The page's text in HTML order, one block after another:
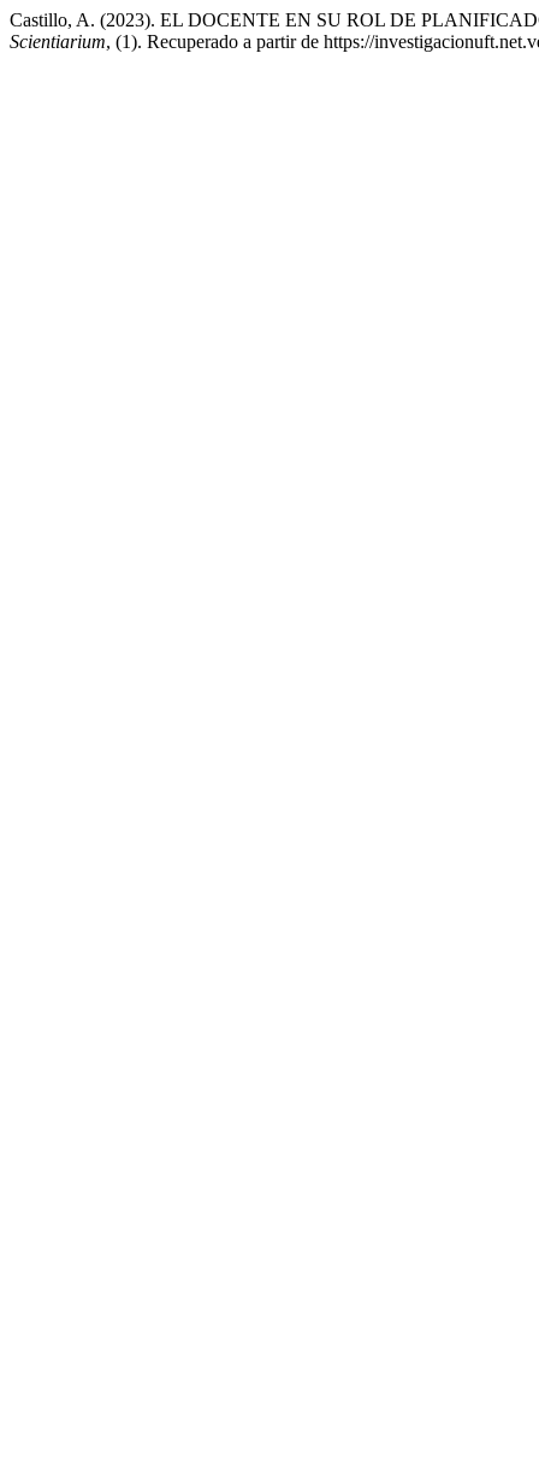
Castillo, A. (2023). EL DOCENTE EN SU ROL DE
Scientiarium, (1). Recuperado a partir de https://